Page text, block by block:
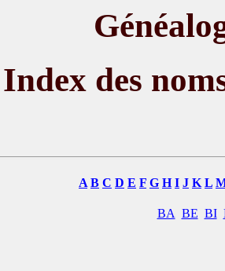
Index des
A B C D E F G H I J K L
BA BE BI